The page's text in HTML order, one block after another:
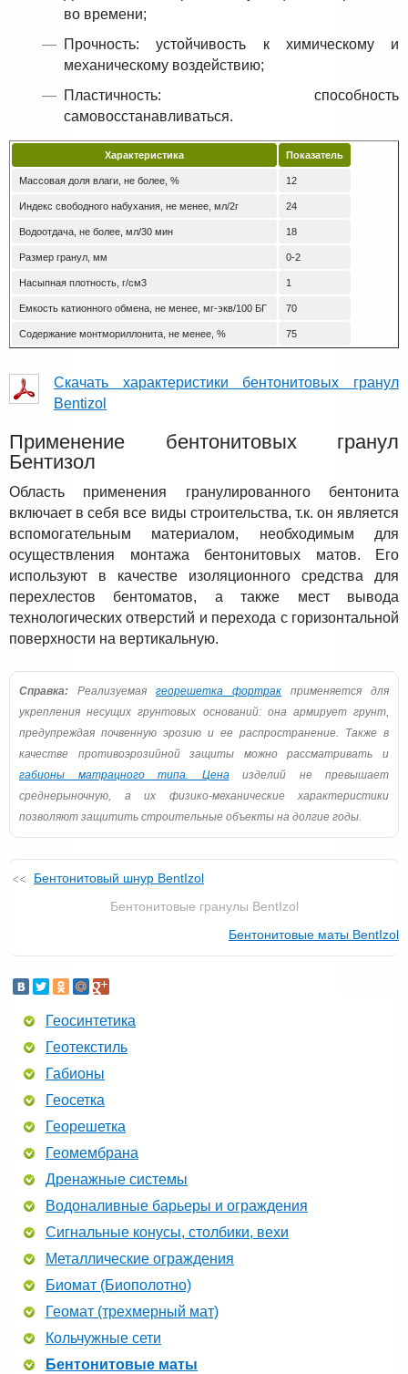
во времени;
Прочность: устойчивость к химическому и
механическому воздействию;
Пластичность: способность
самовосстанавливаться.
Характеристика Показатель
Массовая доля влаги, не более, % 12
Индекс свободного набухания, не менее, мл/2г 24
Водоотдача, не более, мл/30 мин 18
Размер гранул, мм 0-2
Насыпная плотность, г/см3 1
Емкость катионного обмена, не менее, мг-экв/100 БГ 70
Содержание монтмориллонита, не менее, % 75
Скачать характеристики бентонитовых гранул
Bentizol
Применение бентонитовых гранул
Бентизол
Область применения гранулированного бентонита
включает в себя все виды строительства, т.к. он является
вспомогательным материалом, необходимым для
осуществления монтажа бентонитовых матов. Его
используют в качестве изоляционного средства для
перехлестов бентоматов, а также мест вывода
технологических отверстий и перехода с горизонтальной
поверхности на вертикальную.
Справка: Реализуемая георешетка фортрак применяется для
укрепления несущих грунтовых оснований: она армирует грунт,
предупреждая почвенную эрозию и ее распространение. Также в
качестве противоэрозийной защиты можно рассматривать и
габионы матрацного типа. Ценаизделий не превышает
среднерыночную, а их физико-механические характеристики
позволяют защитить строительные объекты на долгие годы.
Бентонитовый шнур BentIzol
Бентонитовые гранулы BentIzol
Бентонитовые маты BentIzol
Геосинтетика
Геотекстиль
Габионы
Геосетка
Георешетка
Геомембрана
Дренажные системы
Водоналивные барьеры и ограждения
Сигнальные конусы, столбики, вехи
Металлические ограждения
Биомат (Биополотно)
Геомат (трехмерный мат)
Кольчужные сети
Бентонитовые маты